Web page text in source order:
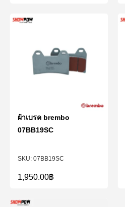
07BB19SC
ผ้าเบรค brembo
07BB19SC
1,950.00฿